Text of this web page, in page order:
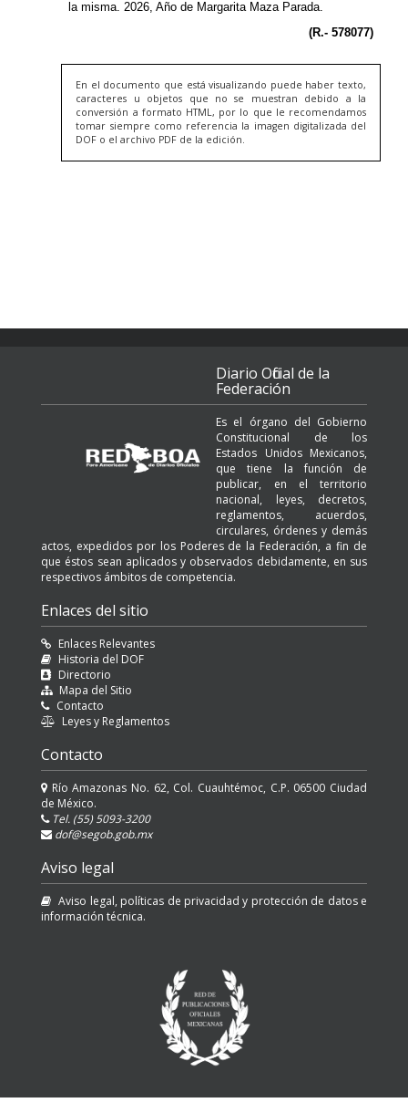
En el documento que está visualizando puede haber texto,
caracteres u objetos que no se muestran debido a la
conversión a formato HTML, por lo que le recomendamos
tomar siempre como referencia la imagen digitalizada del
DOF o el archivo PDF de la edición.
Diario Oficial de la
Federación
Es el órgano del Gobierno
Constitucional de los
Estados Unidos Mexicanos,
que tiene la función de
publicar, en el territorio
nacional, leyes, decretos,
reglamentos, acuerdos,
circulares, órdenes y demás
actos, expedidos por los Poderes de la Federación, a fin de
que éstos sean aplicados y observados debidamente, en sus
respectivos ámbitos de competencia.
Enlaces del sitio
Enlaces Relevantes
Historia del DOF
Directorio
Mapa del Sitio
Contacto
Leyes y Reglamentos
Contacto
Río Amazonas No. 62, Col. Cuauhtémoc, C.P. 06500 Ciudad
de México.
Tel. (55) 5093-3200
dof@segob.gob.mx
Aviso legal
Aviso legal, políticas de privacidad y protección de datos e
información técnica.